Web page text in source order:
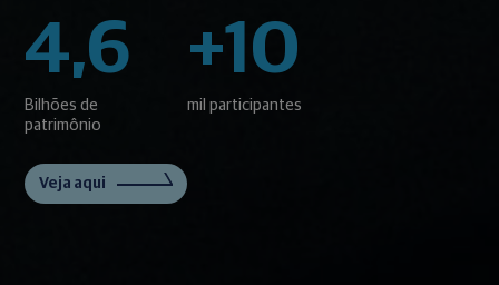
4,6
Bilhões de
patrimônio
+10
mil participantes
Veja aqui